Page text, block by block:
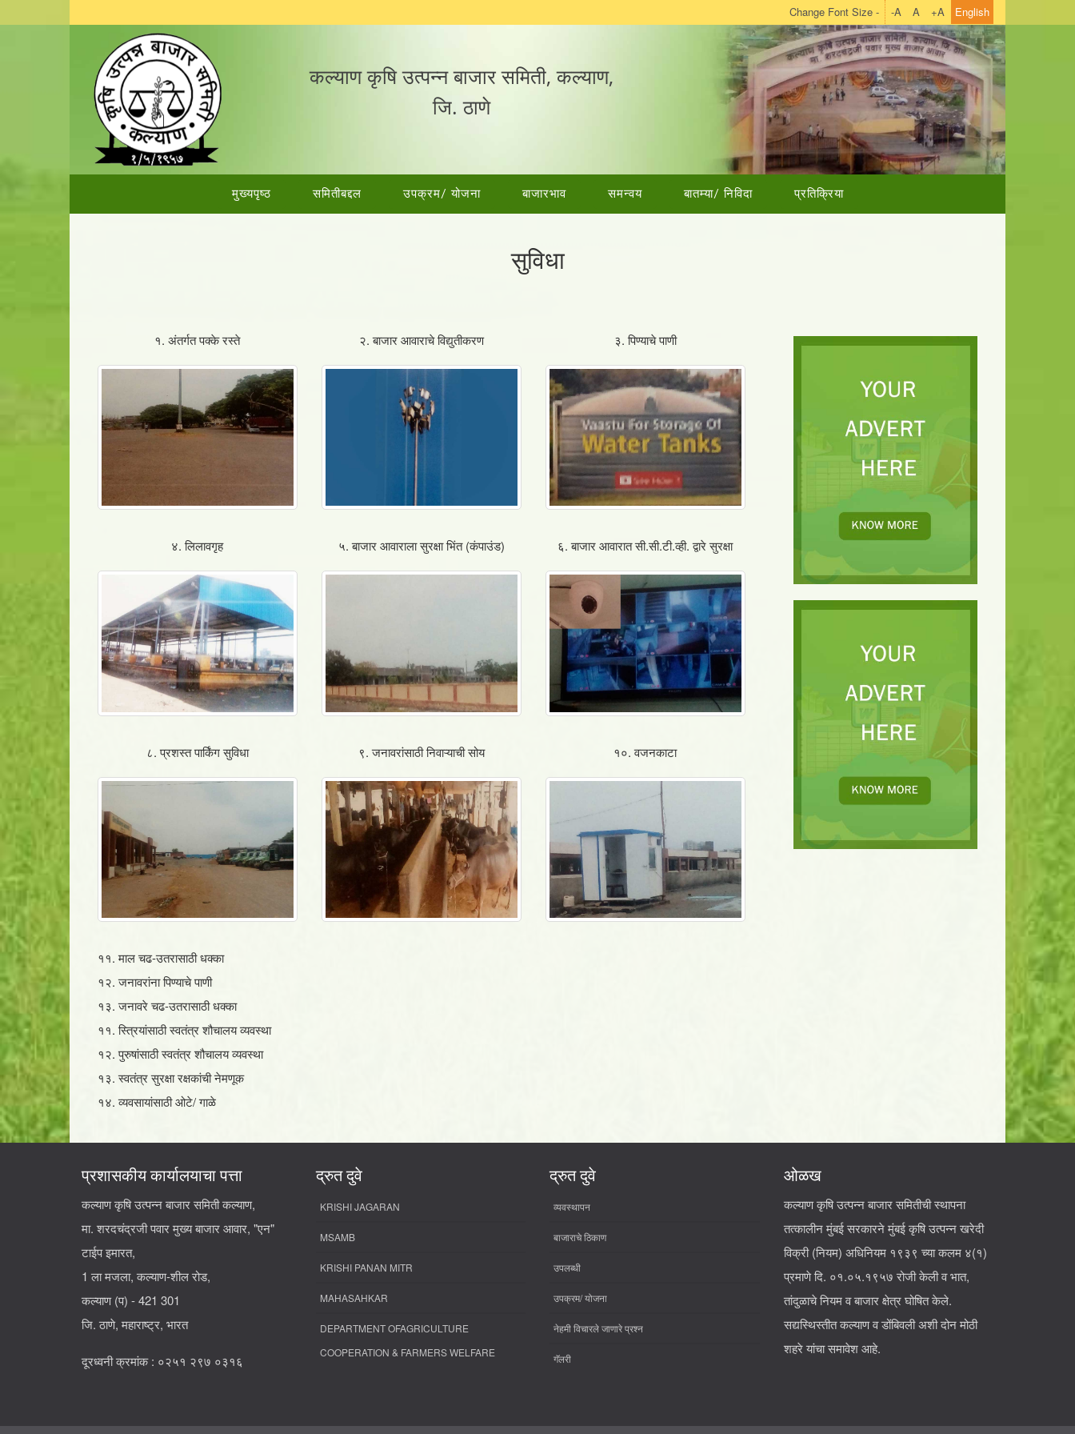
Change Font Size - -A A +A English
कल्याण कृषि उत्पन्न बाजार समिती, कल्याण,
जि. ठाणे
मुख्यपृष्ठ समितीबद्दल उपक्रम/ योजना बाजारभाव समन्वय बातम्या/ निविदा प्रतिक्रिया
सुविधा
१. अंतर्गत पक्के रस्ते २. बाजार आवाराचे विद्युतीकरण ३. पिण्याचे पाणी
४. लिलावगृह ५. बाजार आवाराला सुरक्षा भिंत (कंपाउंड) ६. बाजार आवारात सी.सी.टी.व्ही. द्वारे सुरक्षा
८. प्रशस्त पार्किंग सुविधा ९. जनावरांसाठी निवाऱ्याची सोय १०. वजनकाटा
११. माल चढ-उतरासाठी धक्का
१२. जनावरांना पिण्याचे पाणी
१३. जनावरे चढ-उतरासाठी धक्का
११. स्त्रियांसाठी स्वतंत्र शौचालय व्यवस्था
१२. पुरुषांसाठी स्वतंत्र शौचालय व्यवस्था
१३. स्वतंत्र सुरक्षा रक्षकांची नेमणूक
१४. व्यवसायांसाठी ओटे/ गाळे
प्रशासकीय कार्यालयाचा पत्ता
कल्याण कृषि उत्पन्न बाजार समिती कल्याण,
मा. शरदचंद्रजी पवार मुख्य बाजार आवार, "एन"
टाईप इमारत,
1 ला मजला, कल्याण-शील रोड,
कल्याण (प) - 421 301
जि. ठाणे, महाराष्ट्र, भारत
दूरध्वनी क्रमांक : ०२५१ २९७ ०३१६
द्रुत दुवे
KRISHI JAGARAN
MSAMB
KRISHI PANAN MITR
MAHASAHKAR
DEPARTMENT OFAGRICULTURE
COOPERATION & FARMERS WELFARE
द्रुत दुवे
व्यवस्थापन
बाजाराचे ठिकाण
उपलब्धी
उपक्रम/ योजना
नेहमी विचारले जाणारे प्रश्न
गॅलरी
ओळख
कल्याण कृषि उत्पन्न बाजार समितीची स्थापना
तत्कालीन मुंबई सरकारने मुंबई कृषि उत्पन्न खरेदी
विक्री (नियम) अधिनियम १९३९ च्या कलम ४(१)
प्रमाणे दि. ०१.०५.१९५७ रोजी केली व भात,
तांदुळाचे नियम व बाजार क्षेत्र घोषित केले.
सद्यस्थिस्तीत कल्याण व डोंबिवली अशी दोन मोठी
शहरे यांचा समावेश आहे.